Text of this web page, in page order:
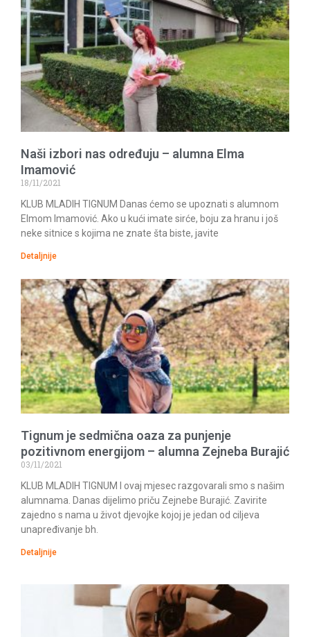
Naši izbori nas određuju – alumna Elma
Imamović
18/11/2021
KLUB MLADIH TIGNUM Danas ćemo se upoznati s alumnom
Elmom Imamović. Ako u kući imate sirće, boju za hranu i još
neke sitnice s kojima ne znate šta biste, javite
Detaljnije
Tignum je sedmična oaza za punjenje
pozitivnom energijom – alumna Zejneba Burajić
03/11/2021
KLUB MLADIH TIGNUM I ovaj mjesec razgovarali smo s našim
alumnama. Danas dijelimo priču Zejnebe Burajić. Zavirite
zajedno s nama u život djevojke kojoj je jedan od ciljeva
unapređivanje bh.
Detaljnije